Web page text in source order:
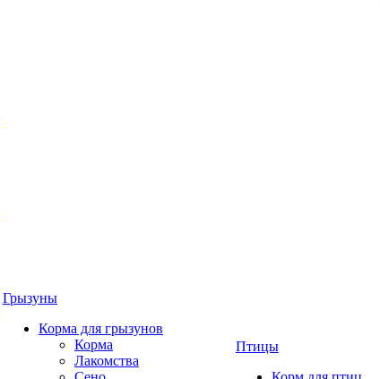
Грызуны
Корма для грызунов
Корма
Лакомства
Птицы